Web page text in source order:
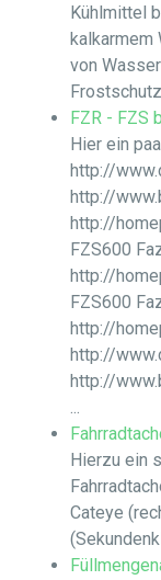
Kühlmittel
kalkarmem
von
FZR - FZS
Hier ein
http://
http://
http://
FZS600
http://
FZS600
http://
http://
http://
Hierzu ein
Cateye